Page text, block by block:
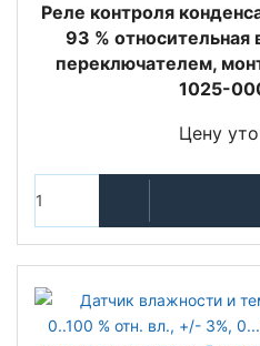
Реле контроля
93 %
переключателем,
1025-
Цену